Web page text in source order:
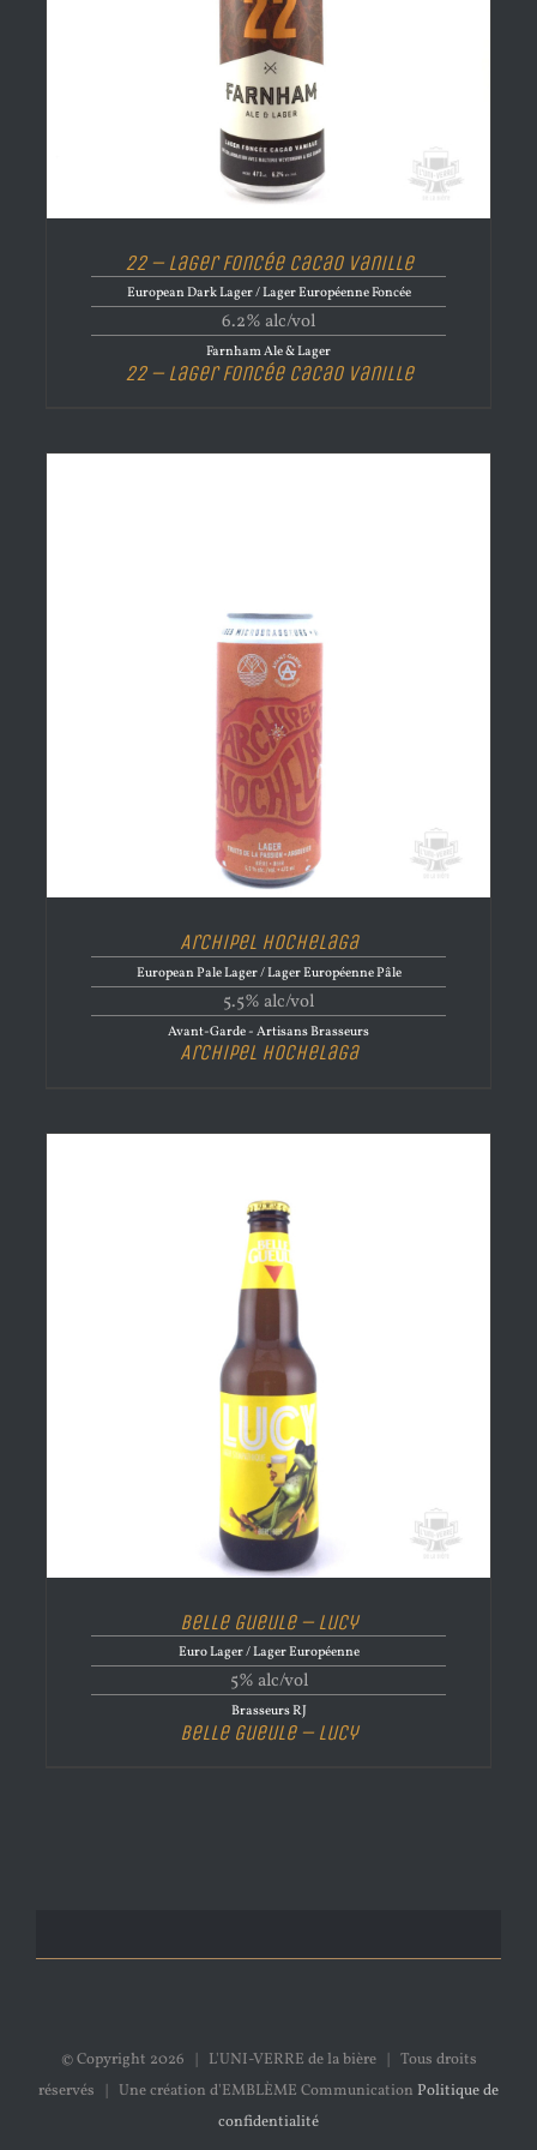
22 – Lager Foncée Cacao Vanille
European Dark Lager / Lager Européenne Foncée
6.2% alc/vol
Farnham Ale & Lager
22 – Lager Foncée Cacao Vanille
Archipel Hochelaga
European Pale Lager / Lager Européenne Pâle
5.5% alc/vol
Avant-Garde - Artisans Brasseurs
Archipel Hochelaga
Belle Gueule – Lucy
Euro Lager / Lager Européenne
5% alc/vol
Brasseurs RJ
Belle Gueule – Lucy
© Copyright 2026 | L'UNI-VERRE de la bière | Tous droits
réservés | Une création d'EMBLÈME Communication Politique de
confidentialité